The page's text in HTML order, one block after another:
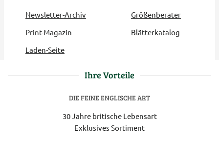
Newsletter-Archiv
Größenberater
Print-Magazin
Blätterkatalog
Laden-Seite
Ihre Vorteile
DIE FEINE ENGLISCHE ART
30 Jahre britische Lebensart
Exklusives Sortiment